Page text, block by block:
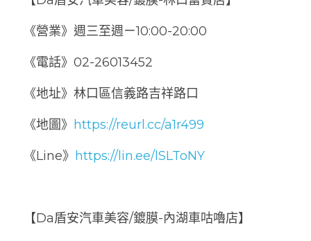
《營業》週三至週ㄧ10:00-20:00
《電話》02-26013452
《地址》林口區信義路吉祥路口
《地圖》 https://reurl.cc/a1r499
《Line》 https://lin.ee/lSLToNY
【Da盾安汽車美容/鍍膜-內湖車咕嚕店】